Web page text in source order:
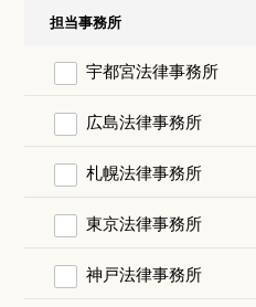
担当事務所
宇都宮法律事務所
広島法律事務所
札幌法律事務所
東京法律事務所
神戸法律事務所